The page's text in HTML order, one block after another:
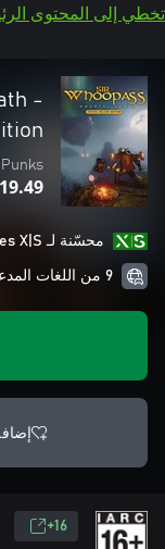
تخطي إلى المحتوى
-
محسّنة لـ Xbox Series X|S
9 من اللغات المدعمة
16+